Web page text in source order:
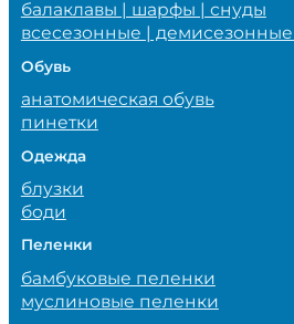
балаклавы | шарфы | снуды
всесезонные |
Обувь
анатомическая обувь
пинетки
Одежда
блузки
боди
Пеленки
бамбуковые пеленки
муслиновые пеленки